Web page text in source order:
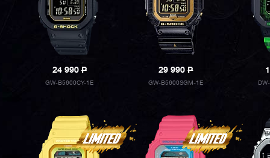
24 990P
GW-B5600CY-1E
29 990P
GW-B5600SGM-1E